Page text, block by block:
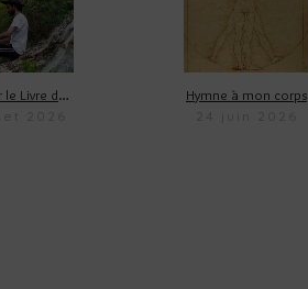
Osho sur le Livre des secrets Hymne à mon corps